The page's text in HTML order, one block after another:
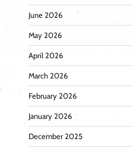
June 2026
May 2026
April 2026
March 2026
February 2026
January 2026
December 2025